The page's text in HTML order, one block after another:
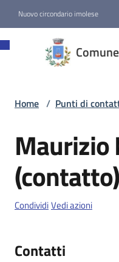
Nuovo circondario imolese
Amministrazione
Novità
Servizi
Vivere
Home / Punti di
Salta al contenuto
Maurizio
(contatto)
CondividiVedi azioni
Contatti